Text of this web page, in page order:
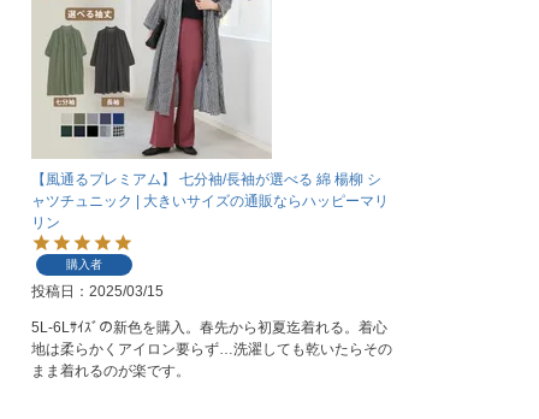
【風通るプレミアム】 七分袖/長袖が選べる 綿 楊柳 シ
ャツチュニック | 大きいサイズの通販ならハッピーマリ
リン
購入者
投稿日 2025/03/15
5L-6Lｻｲｽﾞの新色を購入。春先から初夏迄着れる。着心
地は柔らかくアイロン要らず…洗濯しても乾いたらその
まま着れるのが楽です。